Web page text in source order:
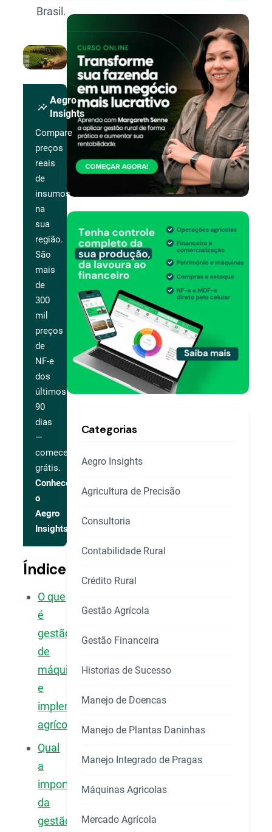
Brasil.
insights
Aegro
Insights
Compare
preços
reais
de
insumos
na
sua
região.
São
mais
de
300
mil
preços
de
NF-e
dos
últimos
90
dias
—
comece
grátis.
Conhecer
o
Aegro
Insights
Índice
O que
é
gestão
de
máquinas
e
implementos
agrícolas?
Qual
a
importância
da
gestão
Categorias
Aegro Insights
Agricultura de Precisão
Consultoria
Contabilidade Rural
Crédito Rural
Gestão Agrícola
Gestão Financeira
Historias de Sucesso
Manejo de Doencas
Manejo de Plantas Daninhas
Manejo Integrado de Pragas
Máquinas Agricolas
Mercado Agrícola